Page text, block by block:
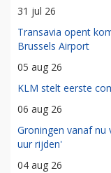
31 jul 26
Transavia opent
Brussels Airport
05 aug 26
KLM stelt eerste
06 aug 26
Groningen vanaf nu
uur rijden'
04 aug 26